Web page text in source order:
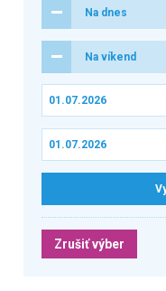
Na dnes
Na víkend
Zrušiť výber